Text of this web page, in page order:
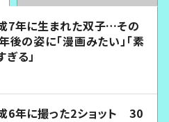
7年に生まれた双子…その
後の姿に「漫画みたい」「素
ぎる」
6年に撮った2ショット 30